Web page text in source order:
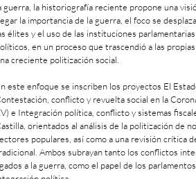
guerra, la historiografía reciente propone una
la importancia de la guerra, el foco se
élites y el uso de las instituciones
en un proceso que trascendió a las
creciente politización social.
este enfoque se inscriben los proyectos El
conflicto y revuelta social en la
e Integración política, conflicto y sistemas
orientados al análisis de la politización de
populares, así como a una revisión crítica
Ambos subrayan tanto los conflictos
a la guerra, como el papel de los